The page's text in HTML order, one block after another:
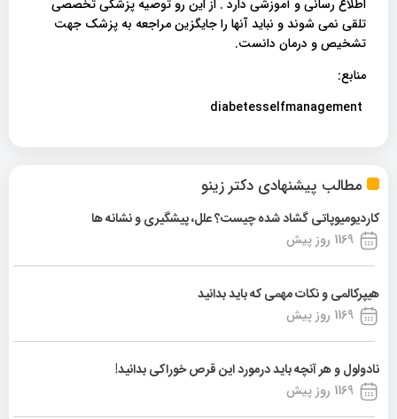
مطالب پیشنهادی دکتر زینو
کاردیومیوپاتی گشاد شده چیست؟ علل، پیشگیری و نشانه ها
1169 روز پیش
هیپرکالمی و نکات مهمی که باید بدانید
1169 روز پیش
نادولول و هر آنچه باید درمورد این قرص خوراکی بدانید!
1169 روز پیش
اطلاع رسانی و آموزشی دارد . از این رو توصیه پزشکی تخصصی
تلقی نمی شوند و نباید آنها را جایگزین مراجعه به پزشک جهت
تشخیص و درمان دانست.
منابع: